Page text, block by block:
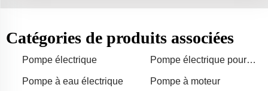
Catégories de produits associées
Pompe électrique
Pompe électrique pour
Pompe à eau électrique
Pompe à moteur